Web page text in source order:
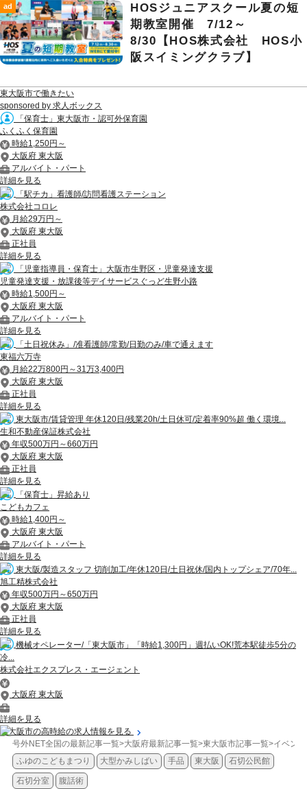
ad
HOSジュニアスクール夏の短
期教室開催 7/12～
8/30【HOS株式会社 HOS小
阪スイミングクラブ】
東大阪市で働きたい
sponsored by 求人ボックス
「保育士」東大阪市・認可外保育園
ふくふく保育園
時給1,250円～
大阪府 東大阪
アルバイト・パート
詳細を見る
「駅チカ」看護師/訪問看護ステーション
株式会社コロレ
月給29万円～
大阪府 東大阪
正社員
詳細を見る
「児童指導員・保育士」大阪市生野区・児童発達支援
児童発達支援・放課後等デイサービスぐっど生野小路
時給1,500円～
大阪府 東大阪
アルバイト・パート
詳細を見る
「土日祝休み」/准看護師/常勤/日勤のみ/車で通えます
東福六万寺
月給22万800円～31万3,400円
大阪府 東大阪
正社員
詳細を見る
東大阪市/賃貸管理 年休120日/残業20h/土日休可/定着率90%超 働く環境...
生和不動産保証株式会社
年収500万円～660万円
大阪府 東大阪
正社員
詳細を見る
「保育士」昇給あり
こどもカフェ
時給1,400円～
大阪府 東大阪
アルバイト・パート
詳細を見る
東大阪/製造スタッフ 切削加工/年休120日/土日祝休/国内トップシェア/70年...
旭工精株式会社
年収500万円～650万円
大阪府 東大阪
正社員
詳細を見る
機械オペレーター/「東大阪市」「時給1,300円」週払いOK!荒本駅徒歩5分の
冷...
株式会社エクスプレス・エージェント
大阪府 東大阪
詳細を見る
東大阪市の高時給の求人情報を見る
号外NET全国の最新記事一覧>大阪府最新記事一覧>東大阪市記事一覧>イベント
ふゆのこどもまつり
大型かみしばい 手品 東大阪 石切公民館
石切分室 腹話術